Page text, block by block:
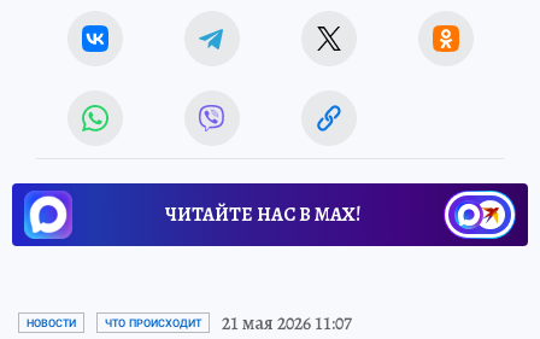
ЧИТАЙТЕ НАС В МАХ!
НОВОСТИ ЧТО ПРОИСХОДИТ 21 мая 2026 11:07